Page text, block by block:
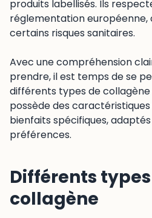
produits labellisés. Ils
réglementation européenne,
certains risques sanitaires.
Avec une compréhension
prendre, il est temps de se
différents types de collagène
possède des caractéristiques
bienfaits spécifiques,
préférences.
Différents
collagène